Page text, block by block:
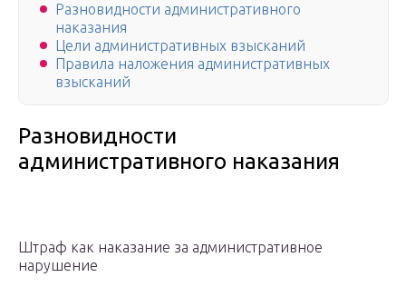
Разновидности административного
наказания
Цели административных взысканий
Правила наложения административных
взысканий
Разновидности
административного наказания
Штраф как наказание за административное
нарушение